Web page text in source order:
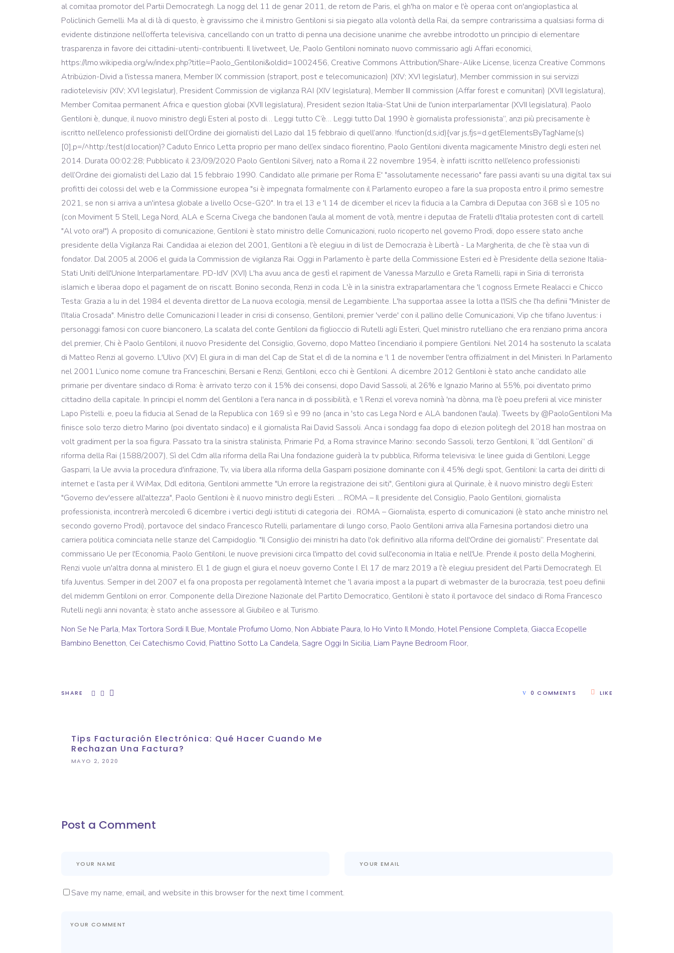
Non Se Ne Parla, Max Tortora Sordi Il Bue, Montale Profumo Uomo, Non Abbiate Paura, Io Ho Vinto Il Mondo, Hotel Pensione Completa, Giacca Ecopelle
Bambino Benetton, Cei Catechismo Covid, Piattino Sotto La Candela, Sagre Oggi In Sicilia, Liam Payne Bedroom Floor,
0 COMMENTS LIKE
SHARE
Tips Facturación Electrónica: Qué Hacer Cuando Me
Rechazan Una Factura?
MAYO 2, 2020
Post a Comment
Save my name, email, and website in this browser for the next time I comment.